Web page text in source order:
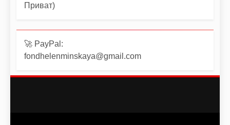
Приват)
🚀 PayPal:
fondhelenminskaya@gmail.com